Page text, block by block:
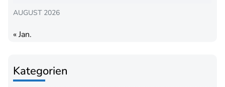
AUGUST 2026
« Jan.
Kategorien